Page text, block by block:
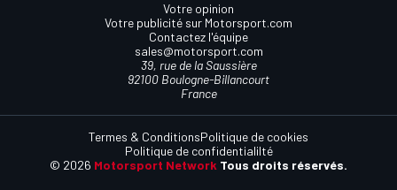
Votre opinion
Votre publicité sur Motorsport.com
Contactez l'équipe
sales@motorsport.com
39, rue de la Saussière
92100 Boulogne-Billancourt
France
© 2026 Motorsport Network Tous droits réservés.
Termes & ConditionsPolitique de cookies
Politique de confidentialilté